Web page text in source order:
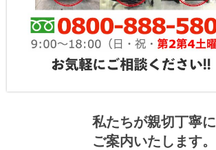
私たちが親切丁寧に
ご案内いたします。